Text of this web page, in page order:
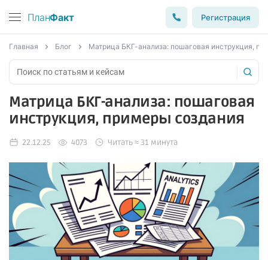
ПланФакт Регистрация
Главная Блог Матрица БКГ-анализа: пошаговая инструкция,
Матрица БКГ-анализа: пошаговая
инструкция, примеры создания
22.12.25 4073 Читать ≈ 31 минута